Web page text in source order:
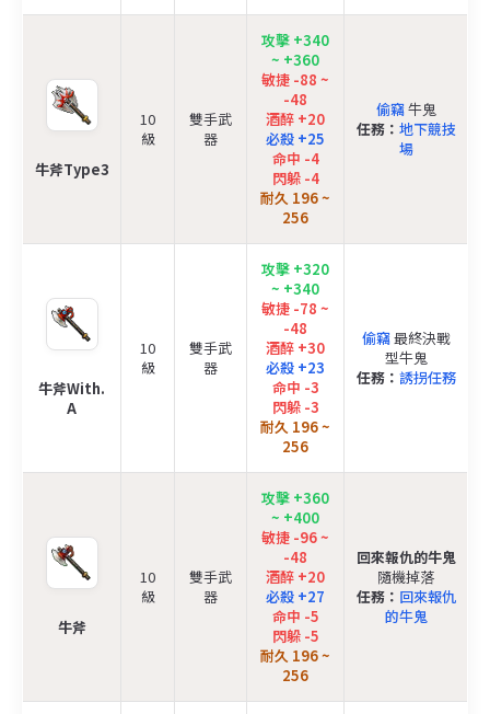
牛斧Type3
10
級
雙手武
器
攻擊 +340
~ +360
敏捷 -88 ~
-48
酒醉 +20
必殺 +25
命中 -4
閃躲 -4
耐久 196 ~
256
偷竊牛鬼
任務： 地下競技
場
牛斧With.
A
10
級
雙手武
器
攻擊 +320
~ +340
敏捷 -78 ~
-48
酒醉 +30
必殺 +23
命中 -3
閃躲 -3
耐久 196 ~
256
偷竊最終決戰
型牛鬼
任務： 誘拐任務
牛斧
10
級
雙手武
器
攻擊 +360
~ +400
敏捷 -96 ~
-48
酒醉 +20
必殺 +27
命中 -5
閃躲 -5
耐久 196 ~
256
回來報仇的牛鬼
隨機掉落
任務： 回來報仇
的牛鬼